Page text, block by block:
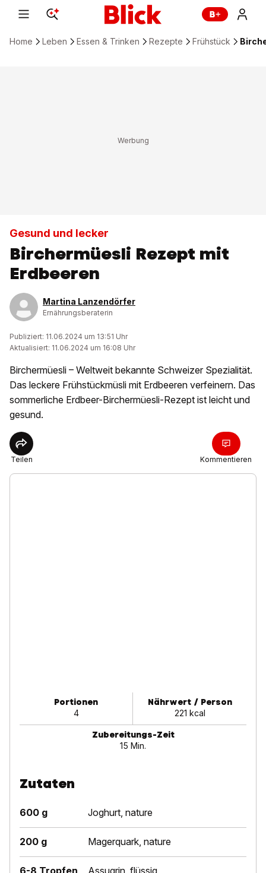
Home Leben Essen & Trinken Rezepte Frühstück
Gesund und lecker
Birchermüesli Rezept mit
Erdbeeren
Martina Lanzendörfer
Ernährungsberaterin
Publiziert: 11.06.2024 um 13:51 Uhr
Aktualisiert: 11.06.2024 um 16:08 Uhr
Birchermüesli – Weltweit bekannte Schweizer Spezialität.
Das leckere Frühstückmüsli mit Erdbeeren verfeinern. Das
sommerliche Erdbeer-Birchermüesli-Rezept ist leicht und
gesund.
Teilen Kommentieren
Portionen
4
Nährwert / Person
221 kcal
Zubereitungs-Zeit
15 Min.
Zutaten
600 g Joghurt, nature
200 g Magerquark, nature